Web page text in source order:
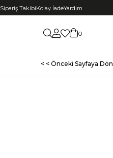
Sipariş TakibiKolay İadeYardım
0
< < Önceki Sayfaya Dön